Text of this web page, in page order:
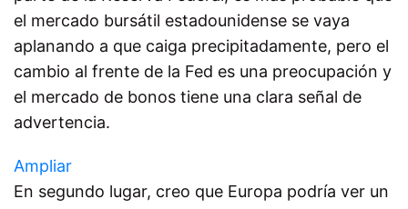
el mercado bursátil estadounidense se vaya
aplanando a que caiga precipitadamente, pero el
cambio al frente de la Fed es una preocupación y
el mercado de bonos tiene una clara señal de
advertencia.
Ampliar
En segundo lugar, creo que Europa podría ver un